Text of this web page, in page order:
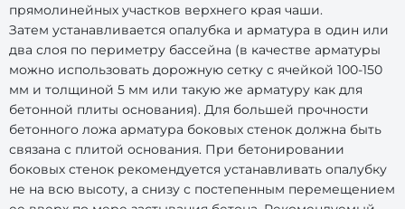
прямолинейных участков верхнего края чаши.
Затем устанавливается опалубка и арматура в один или
два слоя по периметру бассейна (в качестве арматуры
можно использовать дорожную сетку с ячейкой 100-150
мм и толщиной 5 мм или такую же арматуру как для
бетонной плиты основания). Для большей прочности
бетонного ложа арматура боковых стенок должна быть
связана с плитой основания. При бетонировании
боковых стенок рекомендуется устанавливать опалубку
не на всю высоту, а снизу с постепенным перемещением